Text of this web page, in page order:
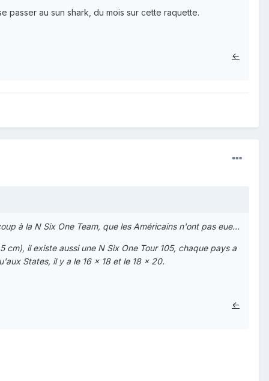
passer au sun shark, du mois sur cette raquette.
←
à la N Six One Team, que les Américains n'ont pas eue...
il existe aussi une N Six One Tour 105, chaque pays a
States, il y a le 16 x 18 et le 18 x 20.
←